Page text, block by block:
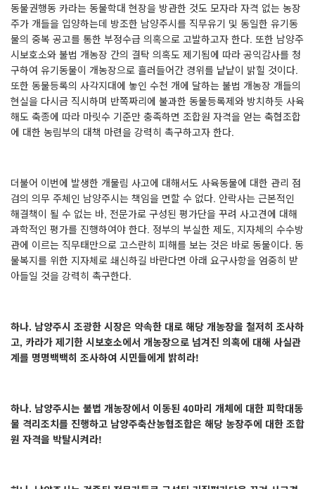
동물권행동 카라는 동물학대 현장을 방관한 것도 모자라 자격 없는 농장
주가 개들을 입양하는데 방조한 남양주시를 직무유기 및 동일한 유기동
물의 중복 공고를 통한 부정수급 의혹으로 고발하고자 한다. 또한 남양주
시보호소와 불법 개농장 간의 결탁 의혹도 제기됨에 따라 공익감사를 청
구하여 유기동물이 개농장으로 흘러들어간 경위를 낱낱이 밝힐 것이다.
또한 동물등록의 사각지대에 놓인 수천 개에 달하는 불법 개농장 개들의
현실을 다시금 직시하며 반쪽짜리에 불과한 동물등록제와 방치하듯 사육
해도 축종에 따라 마릿수 기준만 충족하면 조합원 자격을 얻는 축협조합
에 대한 농림부의 대책 마련을 강력히 촉구하고자 한다.
더불어 이번에 발생한 개물림 사고에 대해서도 사육동물에 대한 관리 점
검의 의무 주체인 남양주시는 책임을 면할 수 없다. 안락사는 근본적인
해결책이 될 수 없는 바, 전문가로 구성된 평가단을 꾸려 사고견에 대해
과학적인 평가를 진행하여야 한다. 정부의 부실한 제도, 지자체의 수수방
관에 이르는 직무태만으로 고스란히 피해를 보는 것은 바로 동물이다. 동
물복지를 위한 지자체로 쇄신하길 바란다면 아래 요구사항을 엄중히 받
아들일 것을 강력히 촉구한다.
하나. 남양주시 조광한 시장은 약속한 대로 해당 개농장을 철저히 조사하
고, 카라가 제기한 시보호소에서 개농장으로 넘겨진 의혹에 대해 사실관
계를 명명백백히 조사하여 시민들에게 밝히라!
하나. 남양주시는 불법 개농장에서 이동된 40마리 개체에 대한 피학대동
물 격리조치를 진행하고 남양주축산농협조합은 해당 농장주에 대한 조합
원 자격을 박탈시켜라!